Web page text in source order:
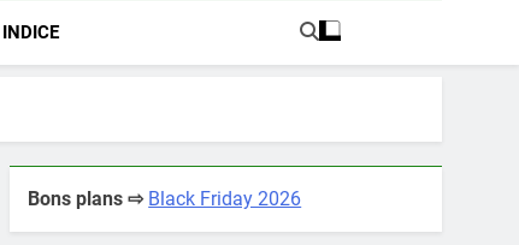
Bons plans ⇨ Black Friday 2026